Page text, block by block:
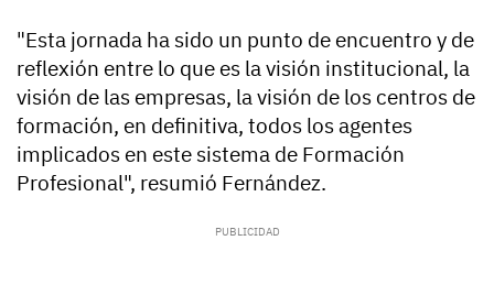
"Esta jornada ha sido un punto de encuentro y de
reflexión entre lo que es la visión institucional, la
visión de las empresas, la visión de los centros de
formación, en definitiva, todos los agentes
implicados en este sistema de Formación
Profesional", resumió Fernández.